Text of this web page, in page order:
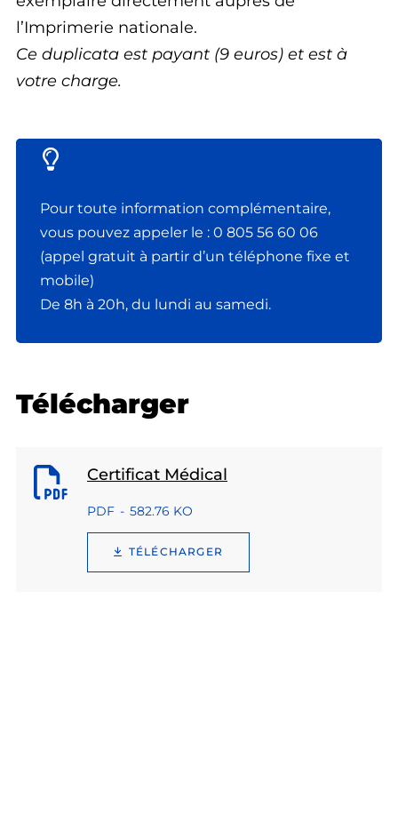
l’Imprimerie nationale.
Ce duplicata est payant (9 euros) et est à
votre charge.
Pour toute information complémentaire,
vous pouvez appeler le : 0 805 56 60 06
(appel gratuit à partir d’un téléphone fixe et
mobile)
De 8h à 20h, du lundi au samedi.
Télécharger
Certificat Médical
PDF 582.76 KO
TÉLÉCHARGER